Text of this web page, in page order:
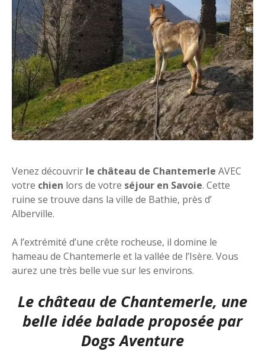
Venez découvrir le château de Chantemerle AVEC
votre chien lors de votre séjour en Savoie. Cette
ruine se trouve dans la ville de Bathie, près d’
Alberville.
A l’extrémité d’une crête rocheuse, il domine le
hameau de Chantemerle et la vallée de l’Isère. Vous
aurez une très belle vue sur les environs.
Le château de Chantemerle, une
belle idée balade proposée par
Dogs Aventure